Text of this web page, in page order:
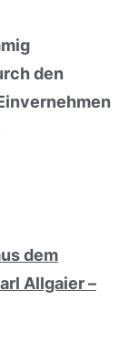
den
dem
Allgaier –